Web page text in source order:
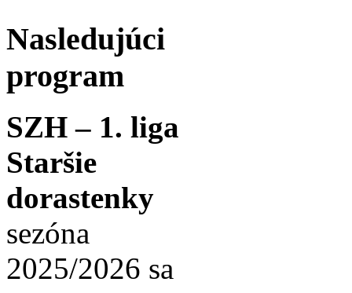
Nasledujúci
program
SZH – 1. liga
Staršie
dorastenky
sezóna
2025/2026 sa